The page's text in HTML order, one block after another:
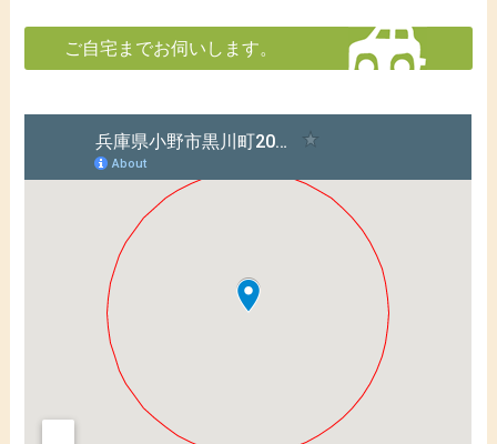
ご自宅までお伺いします。